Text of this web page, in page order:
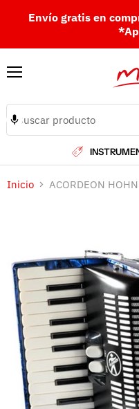
Envío gratis en
Inicio ACORDEON